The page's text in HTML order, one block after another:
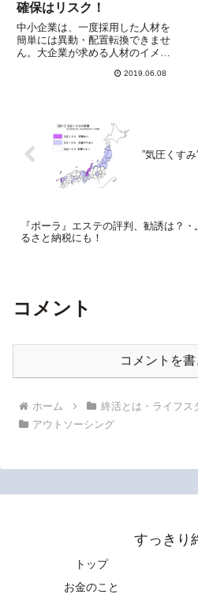
確保はリスク！
中小企業は、一度採用した人材を
簡単には異動・配置転換できませ
ん。大企業が求める人材のイメー
おく必要があります。大企業が目
2019.06.08
”気圧くす
『ポーラ』エステの評判、勧誘は？・
るさと納税にも！
コメント
コメントを
ホーム 終活とは・ライフス
アウトソーシング
すっきり
トップ
お金のこと